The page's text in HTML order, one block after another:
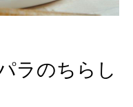
ラのちらし